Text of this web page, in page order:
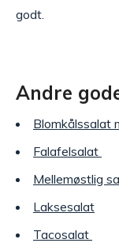
godt.
Andre
Blomkålssalat
Falafelsalat
Mellemøstlig
Laksesalat
Tacosalat